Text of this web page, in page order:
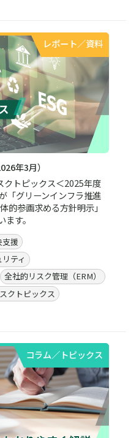
レポート／資料
年3月）
クトピックス＜2025年度
「グリーンインフラ推進
的参画求める方針明示」
す。
援
ティ
全社的リスク管理（ERM）
クトピックス
コラム／トピックス